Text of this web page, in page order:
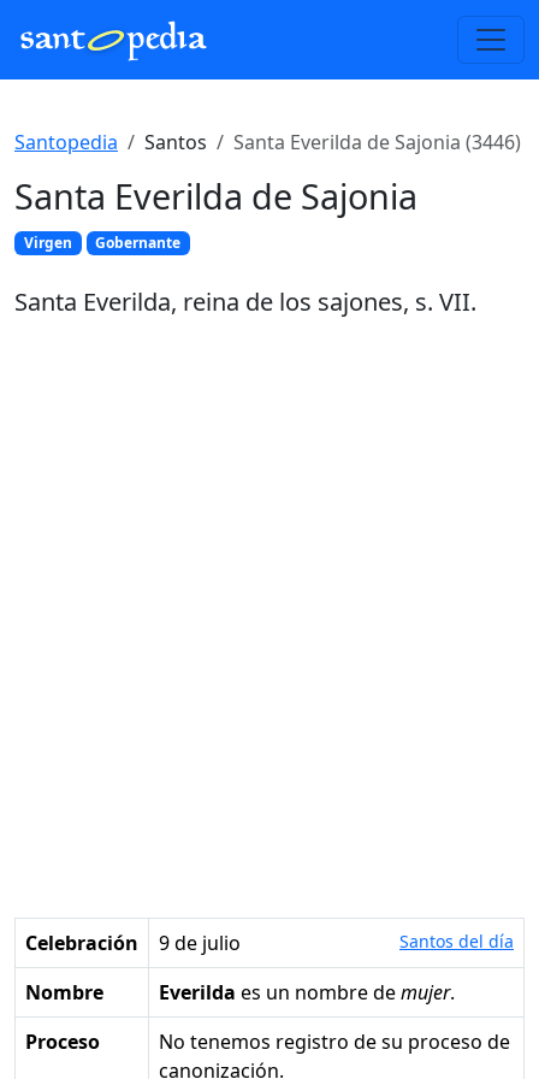
Santopedia Santos Santa Everilda de Sajonia (3446)
Santa Everilda de Sajonia
Virgen Gobernante
Santa Everilda, reina de los sajones, s. VII.
Celebración 9 de julio Santos del día
Nombre Everilda es un nombre demujer.
Proceso
No tenemos registro de su proceso de
canonización.